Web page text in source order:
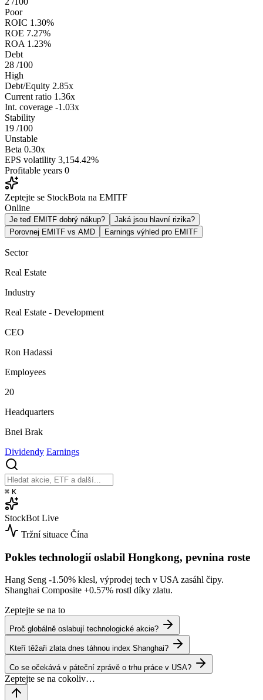
Poor
ROIC 1.30%
ROE 7.27%
ROA 1.23%
Debt
28 /100
High
Debt/Equity 2.85x
Current ratio 1.36x
Int. coverage -1.03x
Stability
19 /100
Unstable
Beta 0.30x
EPS volatility 3,154.42%
Profitable years 0
Zeptejte se StockBota na EMITF
Online
Je teď EMITF dobrý nákup?
Jaká jsou hlavní rizika?
Porovnej EMITF vs AMD
Earnings výhled pro EMITF
Sector
Real Estate
Industry
Real Estate - Development
CEO
Ron Hadassi
Employees
20
Headquarters
Bnei Brak
Dividendy Earnings
⌘ K
StockBot Live
Tržní situace Čína
Pokles technologií oslabil Hongkong, pevnina roste
Hang Seng -1.50% klesl, výprodej tech v USA zasáhl čipy.
Shanghai Composite +0.57% rostl díky zlatu.
Zeptejte se na to
Proč globálně oslabují technologické akcie?
Kteří těžaři zlata dnes táhnou index Shanghai?
Co se očekává v páteční zprávě o trhu práce v USA?